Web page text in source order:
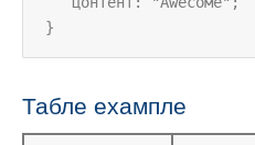
}
Табле еxампле